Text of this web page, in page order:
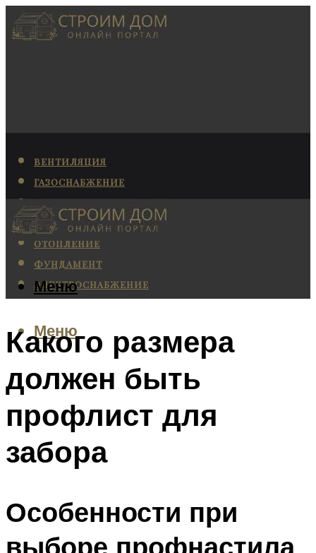
ВЕНТИЛЯЦИЯ
ГАЗОСНАБЖЕНИЕ
КАНАЛИЗАЦИЯ
КОНДИЦИОНИРОВАНИЕ
ОТОПЛЕНИЕ
ФУНДАМЕНТ
ЭЛЕКТРОСНАБЖЕНИЕ
Меню
Меню
Какого размера
должен быть
профлист для
забора
Особенности при